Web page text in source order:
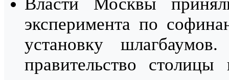
эксперимента по
установку
правительство столицы